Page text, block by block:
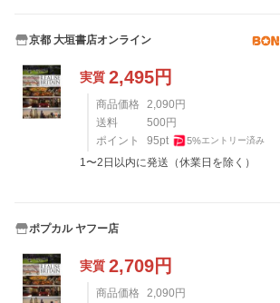
京都 大垣書店オンライン
実質 2,495円
商品価格 2,090円
送料
500円
ポイント
95pt 5%エントリー済み
1〜2日以内に発送（休業日を除く）
ポプカル ヤフー店
実質 2,709円
商品価格 2,090円